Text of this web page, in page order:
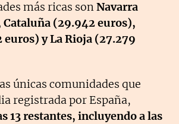
más ricas sonNavarra
Cataluña (29.942 euros),
euros) y La Rioja (27.279
únicas comunidades que
registrada por España,
13 restantes, incluyendo a las